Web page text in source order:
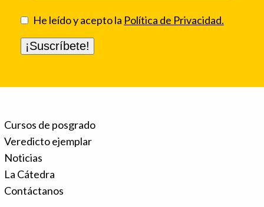
He leído y acepto la Política de Privacidad.
Cursos de posgrado
Veredicto ejemplar
Noticias
La Cátedra
Contáctanos